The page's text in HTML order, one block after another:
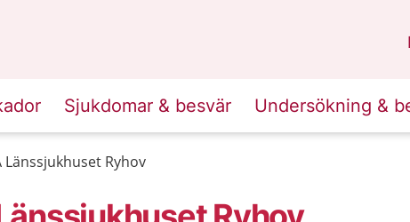
Sjukdomar & besvär Undersökning &
Ryhov